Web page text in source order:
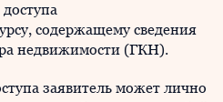
содержащему сведения
недвижимости (ГКН).
заявитель может лично